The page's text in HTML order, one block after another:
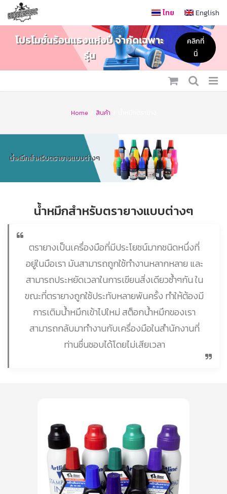
content
ไทย English
โปรโมชั่นร้อนแรงแห่งปี จำกัดเฉพาะ
รุ่น
คลิกที่
นี่
Home สินค้า
น้ำหมึกสำหรับตรายางแบบต่างๆ
น้ำหมึกสำหรับตรายางแบบต่างๆ
ตรายางเป็นเครื่องมือที่มีประโยชน์มากชนิดหนึ่งที่
อยู่ในมือเรา มันสามารถถูกใช้ทำงานหลากหลาย และ
สามารถประหยัดเวลาในการเขียนสิ่งเดียวซ้ำๆกัน ใน
ขณะที่ตรายางถูกใช้ประทับหลายพันครั้ง ทำให้ต้องมี
การเติมน้ำหมึกเข้าไปใหม่ สต็อกน้ำหมึกของเรา
สามารถกลับมาทำงานกับเครื่องมือในสำนักงานที่
ท่านชื่นชอบได้โดยไม่เสียเวลา